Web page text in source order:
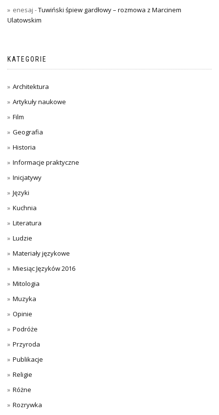
enesaj -Tuwiński śpiew gardłowy – rozmowa z Marcinem
Ulatowskim
KATEGORIE
Architektura
Artykuły naukowe
Film
Geografia
Historia
Informacje praktyczne
Inicjatywy
Języki
Kuchnia
Literatura
Ludzie
Materiały językowe
Miesiąc Języków 2016
Mitologia
Muzyka
Opinie
Podróże
Przyroda
Publikacje
Religie
Różne
Rozrywka